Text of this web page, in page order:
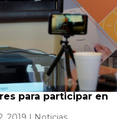
para participar en